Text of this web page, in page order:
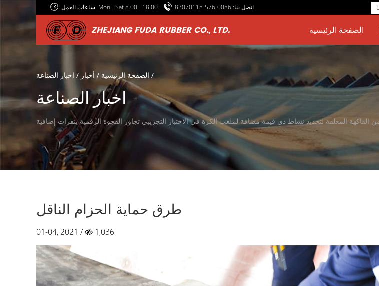
ساعات العمل: Mon - Sat 8.00 - 18.00 اتصل بنا: 0086-576-83070118
ZHEJIANG FUDA RUBBER CO., LTD. الصفحة الرئيسية
الصفحة الرئيسية / أخبار / اخبار الصناعة /
اخبار الصناعة
طرق حماية الحزام الناقل
01-04, 2021 / 1,036